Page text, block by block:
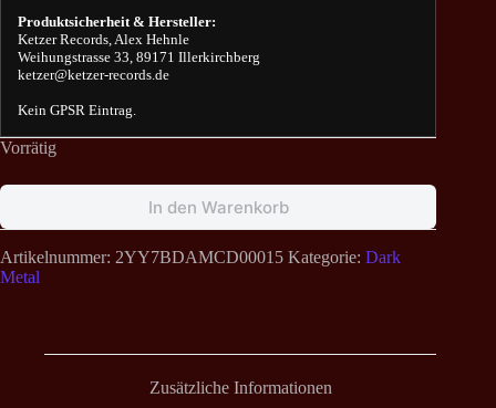
Produktsicherheit & Hersteller:
Ketzer Records, Alex Hehnle
Weihungstrasse 33, 89171 Illerkirchberg
ketzer@ketzer-records.de
Kein GPSR Eintrag.
Vorrätig
In den Warenkorb
Artikelnummer: 2YY7BDAMCD00015 Kategorie: Dark
Metal
Zusätzliche Informationen